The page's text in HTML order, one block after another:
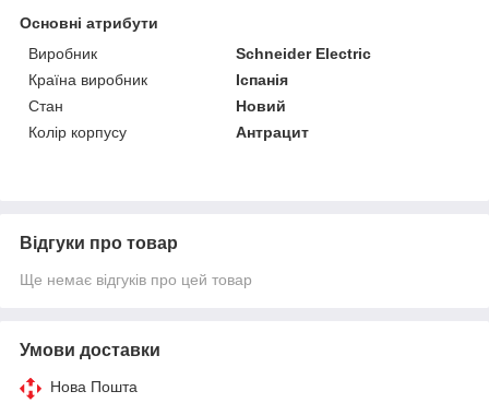
Основні атрибути
Виробник
Schneider Electric
Країна виробник
Іспанія
Стан
Новий
Колір корпусу
Антрацит
Відгуки про товар
Ще немає відгуків про цей товар
Умови доставки
Нова Пошта